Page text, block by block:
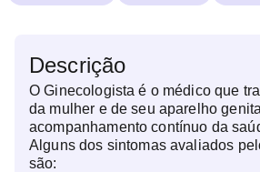
Descrição
O Ginecologista é o médico que
da mulher e de seu aparelho
acompanhamento contínuo da
Alguns dos sintomas avaliados
são: